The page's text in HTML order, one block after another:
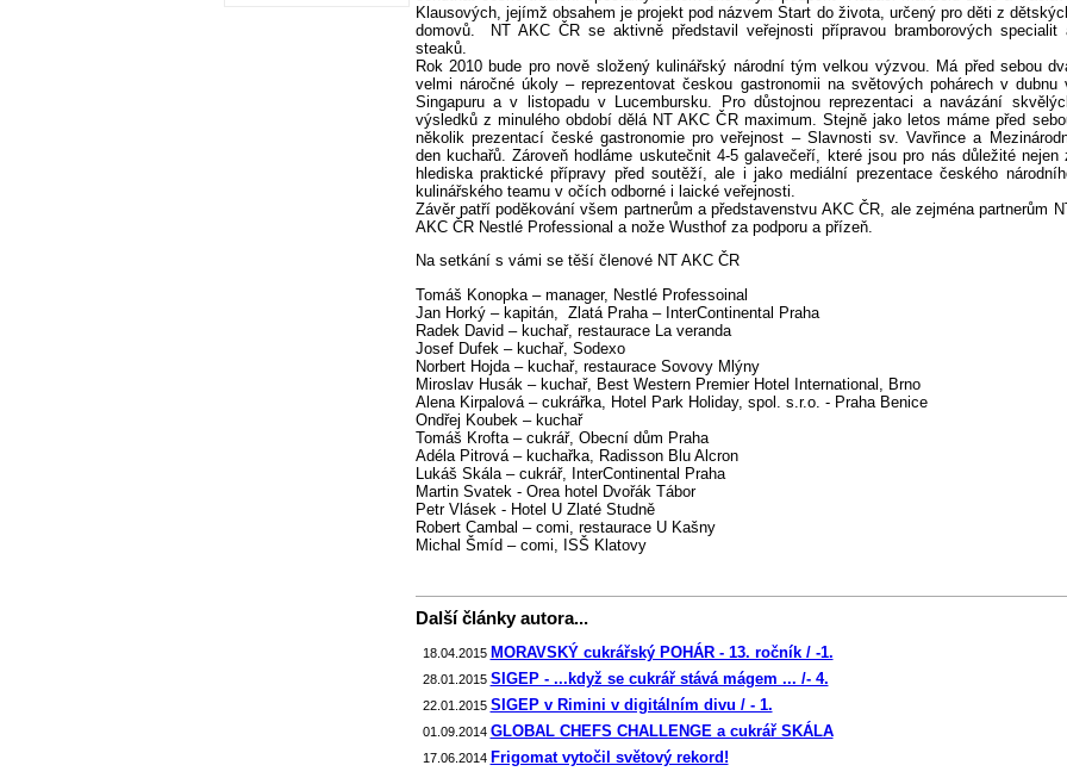
Klausových, jejímž obsahem je projekt pod názvem Start do života, určený pro děti z
domovů. NT AKC ČR se aktivně představil veřejnosti přípravou bramborových specialit
steaků.
Rok 2010 bude pro nově složený kulinářský národní tým velkou výzvou. Má před sebou
velmi náročné úkoly – reprezentovat českou gastronomii na světových pohárech v dubnu
Singapuru a v listopadu v Lucembursku. Pro důstojnou reprezentaci a navázání
výsledků z minulého období dělá NT AKC ČR maximum. Stejně jako letos máme před
několik prezentací české gastronomie pro veřejnost – Slavnosti sv. Vavřince a
den kuchařů. Zároveň hodláme uskutečnit 4-5 galavečeří, které jsou pro nás důležité nejen
hlediska praktické přípravy před soutěží, ale i jako mediální prezentace českého
kulinářského teamu v očích odborné i laické veřejnosti.
Závěr patří poděkování všem partnerům a představenstvu AKC ČR, ale zejména partnerům
AKC ČR Nestlé Professional a nože Wusthof za podporu a přízeň.
Na setkání s vámi se těší členové NT AKC ČR
Tomáš Konopka – manager, Nestlé Professoinal
Jan Horký – kapitán, Zlatá Praha – InterContinental Praha
Radek David – kuchař, restaurace La veranda
Josef Dufek – kuchař, Sodexo
Norbert Hojda – kuchař, restaurace Sovovy Mlýny
Miroslav Husák – kuchař, Best Western Premier Hotel International, Brno
Alena Kirpalová – cukrářka, Hotel Park Holiday, spol. s.r.o. - Praha Benice
Ondřej Koubek – kuchař
Tomáš Krofta – cukrář, Obecní dům Praha
Adéla Pitrová – kuchařka, Radisson Blu Alcron
Lukáš Skála – cukrář, InterContinental Praha
Martin Svatek - Orea hotel Dvořák Tábor
Petr Vlásek - Hotel U Zlaté Studně
Robert Cambal – comi, restaurace U Kašny
Michal Šmíd – comi, ISŠ Klatovy
Další články autora...
18.04.2015 MORAVSKÝ cukrářský POHÁR - 13. ročník / -1.
28.01.2015 SIGEP - ...když se cukrář stává mágem ... /- 4.
22.01.2015 SIGEP v Rimini v digitálním divu / - 1.
01.09.2014 GLOBAL CHEFS CHALLENGE a cukrář SKÁLA
17.06.2014 Frigomat vytočil světový rekord!